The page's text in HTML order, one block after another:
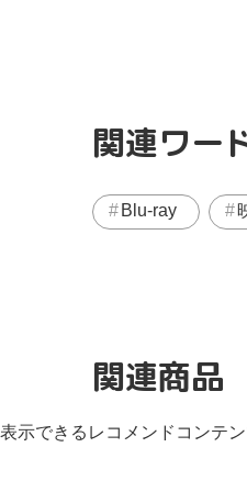
関連ワー
Blu-ray
関連商品
表示できるレコメンドコンテ